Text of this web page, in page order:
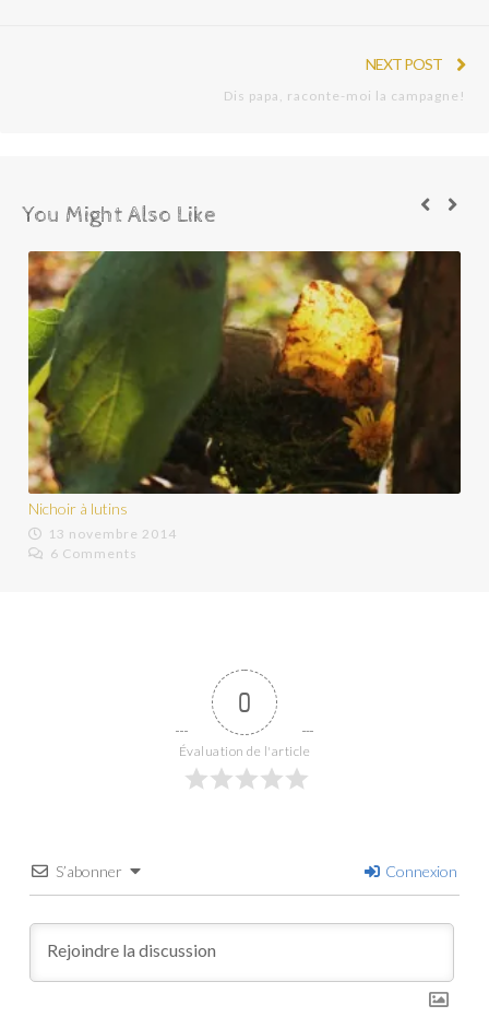
NEXT POST
Dis papa, raconte-moi la campagne!
You Might Also Like
[Activité nature] De boue les arbres!
16 avril 2015
5 Comments
0
Évaluation de l'article
S’abonner Connexion